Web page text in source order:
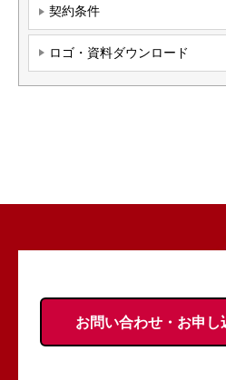
契約条件
ロゴ・資料ダウンロード
お問い合わせ・お申